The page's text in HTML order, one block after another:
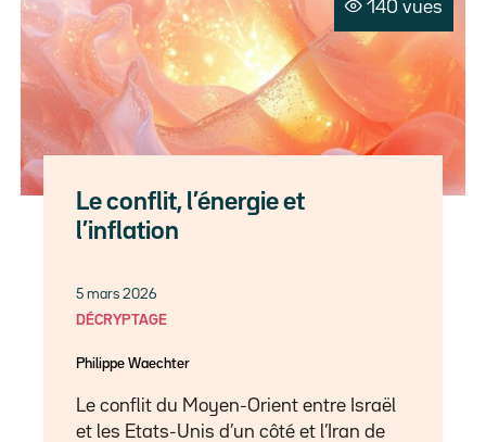
140 vues
Le conflit, l’énergie et
l’inflation
5 mars 2026
DÉCRYPTAGE
Philippe Waechter
Le conflit du Moyen-Orient entre Israël
et les Etats-Unis d’un côté et l’Iran de